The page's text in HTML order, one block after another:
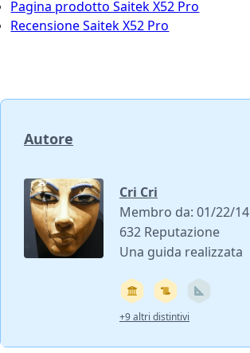
Pagina prodotto Saitek X52 Pro
Recensione Saitek X52 Pro
Autore
Cri Cri
Membro da: 01/22/14
632 Reputazione
Una guida realizzata
+9 altri distintivi